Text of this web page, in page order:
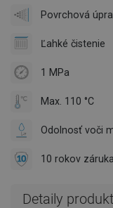
Povrchová
Ľahké čistenie
1 MPa
Max. 110 °C
Odolnosť voči
10 rokov záruka
Detaily